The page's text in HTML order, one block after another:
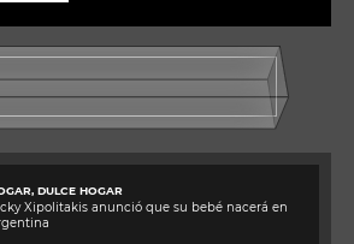
DULCE HOGAR
Xipolitakis anunció que su bebé nacerá en